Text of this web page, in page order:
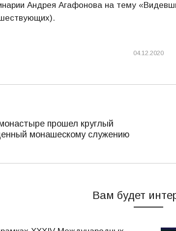
Андрея Агафонова на тему
04.12.2020
прошел круглый
монашескому служению
Вам будет